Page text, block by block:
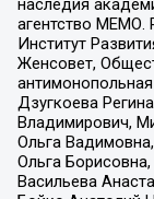
наследия
агентство МЕМО.
Институт
Женсовет,
Дзугкоева
Владимирович,
Ольга
Ольга
Васильева